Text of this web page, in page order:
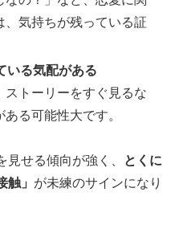
気持ちが残っている証
いる気配がある
トーリーをすぐ見るな
る可能性大です。
せる傾向が強く、
とくに
」 が未練のサインになり